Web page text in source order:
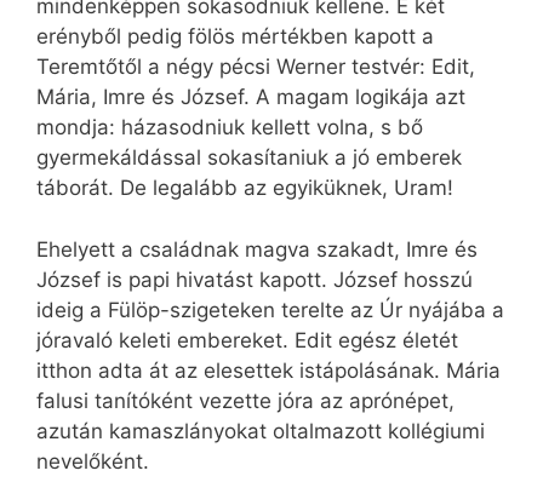
mindenképpen sokasodniuk kellene. E két
erényből pedig fölös mértékben kapott a
Teremtőtől a négy pécsi Werner testvér: Edit,
Mária, Imre és József. A magam logikája azt
mondja: házasodniuk kellett volna, s bő
gyermekáldással sokasítaniuk a jó emberek
táborát. De legalább az egyiküknek, Uram!
Ehelyett a családnak magva szakadt, Imre és
József is papi hivatást kapott. József hosszú
ideig a Fülöp-szigeteken terelte az Úr nyájába a
jóravaló keleti embereket. Edit egész életét
itthon adta át az elesettek istápolásának. Mária
falusi tanítóként vezette jóra az aprónépet,
azután kamaszlányokat oltalmazott kollégiumi
nevelőként.